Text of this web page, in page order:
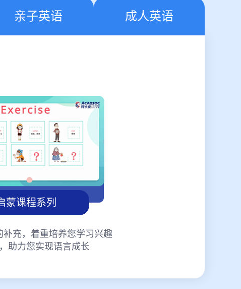
亲子英语 成人英语
蒙课程系列
补充，着重培养您学习兴趣
助力您实现语言成长